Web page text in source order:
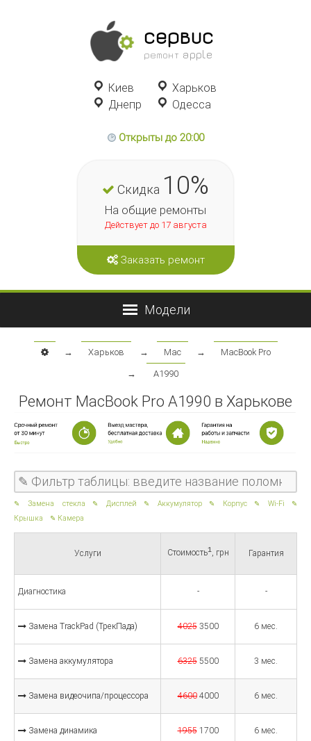
сервис
ремонт apple
Киев
Харьков
Днепр
Одесса
Открыты до 20:00
Скидка 10%
На общие ремонты
Действует до 17 августа
Заказать ремонт
→ Харьков → Mac →
MacBook Pro
→
A1990
Ремонт MacBook Pro A1990 в Харькове
Замена стекла Дисплей Аккумулятор Корпус
Wi-Fi
Крышка
Камера
Услуги Стоимость1, грн Гарантия
Диагностика - -
Замена TrackPad (ТрекПада) 40253500 6 мес.
Замена аккумулятора 63255500 3 мес.
Замена видеочипа/процессора 46004000 6 мес.
Замена динамика 19551700 6 мес.